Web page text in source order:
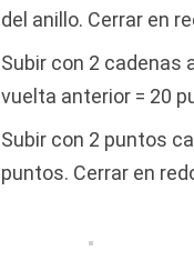
del anillo. Cerrar en
Subir con 2 cadenas
vuelta anterior = 20
Subir con 2 puntos
puntos. Cerrar en